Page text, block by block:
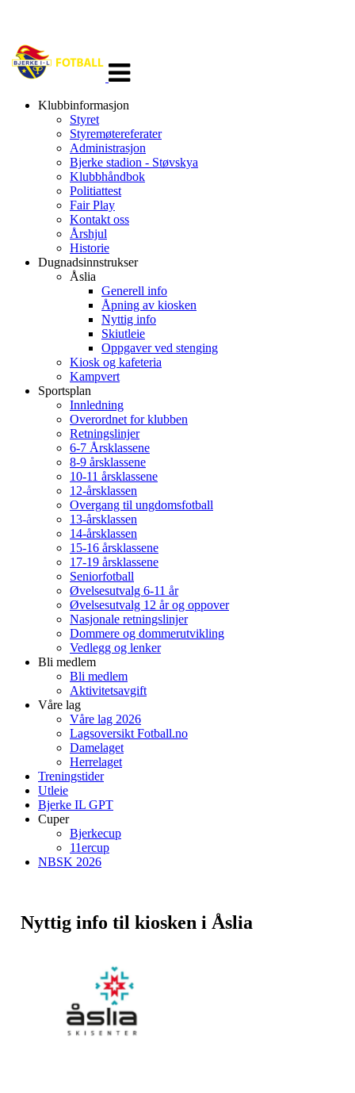
navigasjon
Klubbinformasjon
Styret
Styremøtereferater
Administrasjon
Bjerke stadion - Støvskya
Klubbhåndbok
Politiattest
Fair Play
Kontakt oss
Årshjul
Historie
Dugnadsinnstrukser
Åslia
Generell info
Åpning av kiosken
Nyttig info
Skiutleie
Oppgaver ved stenging
Kiosk og kafeteria
Kampvert
Sportsplan
Innledning
Overordnet for klubben
Retningslinjer
6-7 Årsklassene
8-9 årsklassene
10-11 årsklassene
12-årsklassen
Overgang til ungdomsfotball
13-årsklassen
14-årsklassen
15-16 årsklassene
17-19 årsklassene
Seniorfotball
Øvelsesutvalg 6-11 år
Øvelsesutvalg 12 år og oppover
Nasjonale retningslinjer
Dommere og dommerutvikling
Vedlegg og lenker
Bli medlem
Bli medlem
Aktivitetsavgift
Våre lag
Våre lag 2026
Lagsoversikt Fotball.no
Damelaget
Herrelaget
Treningstider
Utleie
Bjerke IL GPT
Cuper
Bjerkecup
11ercup
NBSK 2026
Nyttig info til kiosken i Åslia